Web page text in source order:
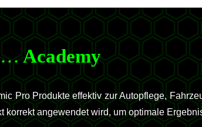
…Academy
Pro Produkte effektiv zur Autopflege,
angewendet wird, um optimale